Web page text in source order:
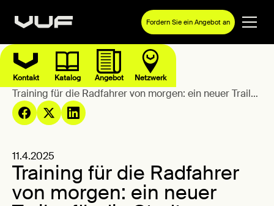
Fordern Sie ein Angebot an
Kontakt Katalog Angebot Netzwerk
Blog
Training für die Radfahrer von morgen: ein neuer Trailer
für die Stadt Bordeaux
11.4.2025
Training für die Radfahrer
von morgen: ein neuer